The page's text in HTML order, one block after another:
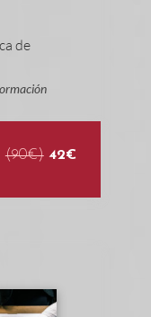
(90€) 42€